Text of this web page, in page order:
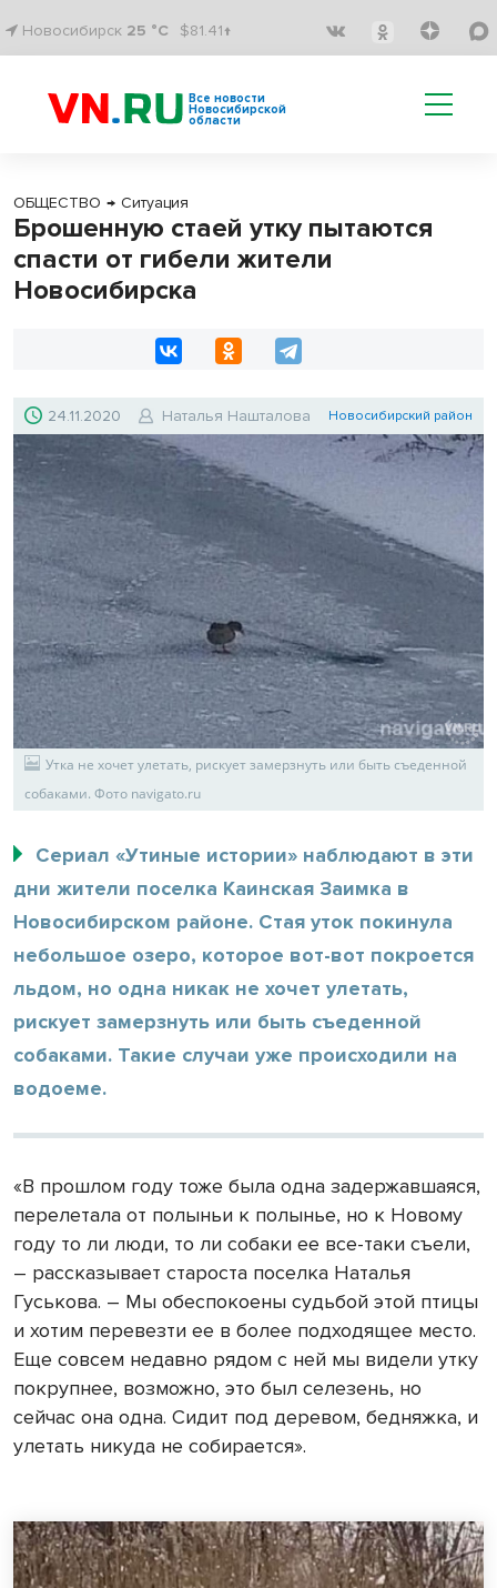
Новосибирск 25 °C $81.41↑
Все новости
Новосибирской
области
ОБЩЕСТВО → Ситуация
Брошенную стаей утку пытаются
спасти от гибели жители
Новосибирска
24.11.2020 Наталья Нашталова Новосибирский район
Утка не хочет улетать, рискует замерзнуть или быть съеденной
собаками. Фото navigato.ru
Сериал «Утиные истории» наблюдают в эти
дни жители поселка Каинская Заимка в
Новосибирском районе. Стая уток покинула
небольшое озеро, которое вот-вот покроется
льдом, но одна никак не хочет улетать,
рискует замерзнуть или быть съеденной
собаками. Такие случаи уже происходили на
водоеме.
«В прошлом году тоже была одна задержавшаяся,
перелетала от полыньи к полынье, но к Новому
году то ли люди, то ли собаки ее все-таки съели,
– рассказывает староста поселка Наталья
Гуськова. – Мы обеспокоены судьбой этой птицы
и хотим перевезти ее в более подходящее место.
Еще совсем недавно рядом с ней мы видели утку
покрупнее, возможно, это был селезень, но
сейчас она одна. Сидит под деревом, бедняжка, и
улетать никуда не собирается».